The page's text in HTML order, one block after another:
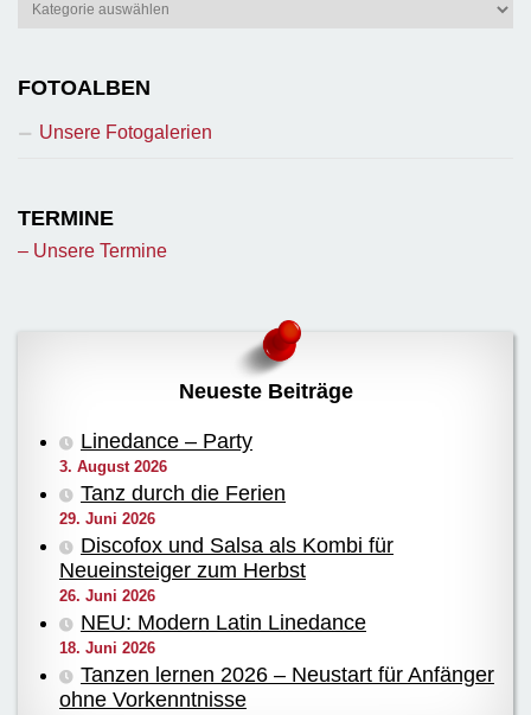
FOTOALBEN
Unsere Fotogalerien
TERMINE
– Unsere Termine
Neueste Beiträge
Linedance – Party
3. August 2026
Tanz durch die Ferien
29. Juni 2026
Discofox und Salsa als Kombi für
Neueinsteiger zum Herbst
26. Juni 2026
NEU: Modern Latin Linedance
18. Juni 2026
Tanzen lernen 2026 – Neustart für Anfänger
ohne Vorkenntnisse